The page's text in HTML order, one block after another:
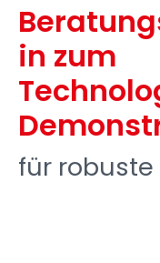
in zum
für